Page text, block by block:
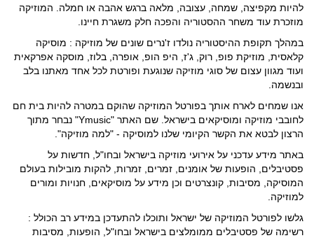
להיות מקפיצה, שמחה, עצובה, מלאה ברגש אהבה או חמלה. המוזיקה
מוזכרת עוד משחר ההסטוריה והפכה חלק משגרת חיינו.
במהלך תקופת ההיסטוריה נולדו ז'נרים שונים של מוזיקה : מוסיקה
קלאסית, מוזיקת פופ, רוק, ג'ז, היפ הופ, אופרה, בלוז, מוסקה אפרקאית
ועוד מגוון עצום של סוגי מוזיקה שנוגעת ופורטת לכל אחד מאתנו בלב
ובנשמה.
אנו שמחים לארח אותך בפורטל המוזיקה שהוקם במטרה להיות בית חם
לחובבי מוזיקה ומוסיקאים בישראל. שם האתר "Ymusic" נבחר מתוך
הרצון לבטא את הקשר הקיומי שלנו למוסיקה - "למה מוזיקה".
באתר מידע עדכני על אירועי מוזיקה בישראל ובחו"ל, חדשות על
פסטיבלים, הופעות של אומנים, זמרים, זמרות, להקות מובילות בעולם
המוסיקה, מסיבות, קונצרטים וכן מידע על מוסיקאים, חנויות ומורים
למוזיקה.
גלשו לפורטל המוזיקה של ישראל ותוכלו להתעדכן במידע רב הכולל :
רשימה של פסטיבלים ממומלצים בישראל ובחו"ל, הופעות, מסיבות